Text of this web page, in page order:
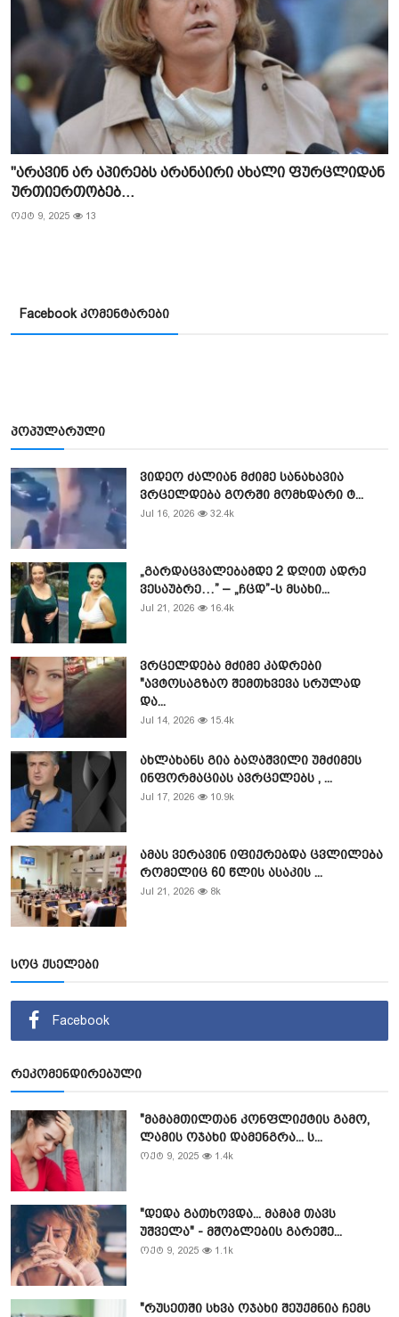
"არავინ არ აპირებს არანაირი ახალი ფურცლიდან
ურთიერთობებ...
ოქტ 9, 2025 13
Facebook კომენტარები
პოპულარული
ვიდეო ძალიან მძიმე სანახავია
ვრცელდება გორში მომხდარი ტ...
Jul 16, 2026 32.4k
„გარდაცვალებამდე 2 დღით ადრე
ვესაუბრე…” – „ჩცდ”-ს მსახი...
Jul 21, 2026 16.4k
ვრცელდება მძიმე კადრები
"ავტოსაგზაო შემთხვევა სრულად
და...
Jul 14, 2026 15.4k
ახლახანს გია ბაღაშვილი უმძიმეს
ინფორმაციას ავრცელებს , ...
Jul 17, 2026 10.9k
ამას ვერავინ იფიქრებდა ცვლილება
რომელიც 60 წლის ასაკის ...
Jul 21, 2026 8k
სოც ქსელები
Facebook
რეკომენდირებული
"მამამთილთან კონფლიქტის გამო,
ლამის ოჯახი დამენგრა... ს...
ოქტ 9, 2025 1.4k
"დედა გათხოვდა... მამამ თავს
უშველა" - მშობლების გარეშე...
ოქტ 9, 2025 1.1k
"რუსეთში სხვა ოჯახი შეუქმნია ჩემს